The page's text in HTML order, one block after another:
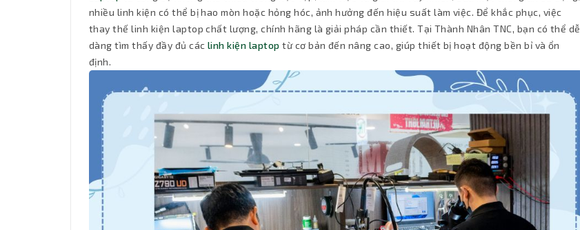
nhiều linh kiện có thể bị hao mòn hoặc hỏng hóc, ảnh hưởng đến hiệu suất làm việc. Để khắc phục, việc
thay thế linh kiện laptop chất lượng, chính hãng là giải pháp cần thiết. Tại Thành Nhân TNC, bạn có thể dễ
dàng tìm thấy đầy đủ các linh kiện laptop từ cơ bản đến nâng cao, giúp thiết bị hoạt động bền bỉ và ổn
định.